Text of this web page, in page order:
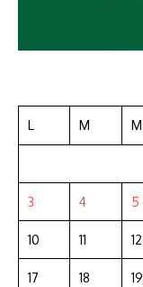
L M M
3 4 5
10 11 12
17 18 19